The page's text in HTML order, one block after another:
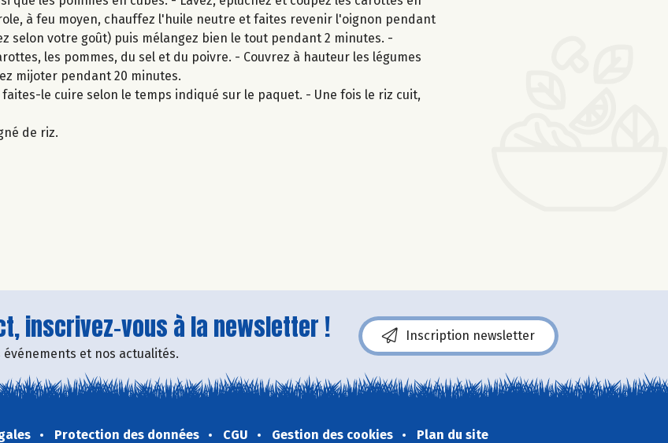
à feu moyen, chauffez l'huile neutre et faites revenir l'oignon pendant
selon votre goût) puis mélangez bien le tout pendant 2 minutes. -
les pommes, du sel et du poivre. - Couvrez à hauteur les légumes
mijoter pendant 20 minutes.
le cuire selon le temps indiqué sur le paquet. - Une fois le riz cuit,
de riz.
inscrivez-vous à la newsletter !
et nos actualités.
Inscription newsletter
Protection des données CGU Gestion des cookies Plan du site